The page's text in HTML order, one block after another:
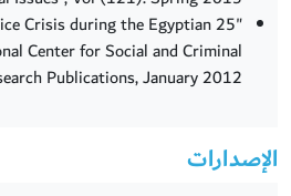
Crisis during the Egyptian 25
Center for Social and Criminal
Publications, January 2012.
الإصدارات